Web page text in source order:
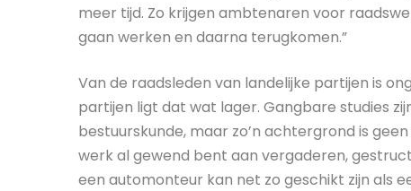
meer tijd. Zo krijgen ambtenaren voor
gaan werken en daarna terugkomen.”
Van de raadsleden van landelijke partijen is
partijen ligt dat wat lager. Gangbare studies
bestuurskunde, maar zo’n achtergrond is
werk al gewend bent aan vergaderen,
een automonteur kan net zo geschikt zijn als